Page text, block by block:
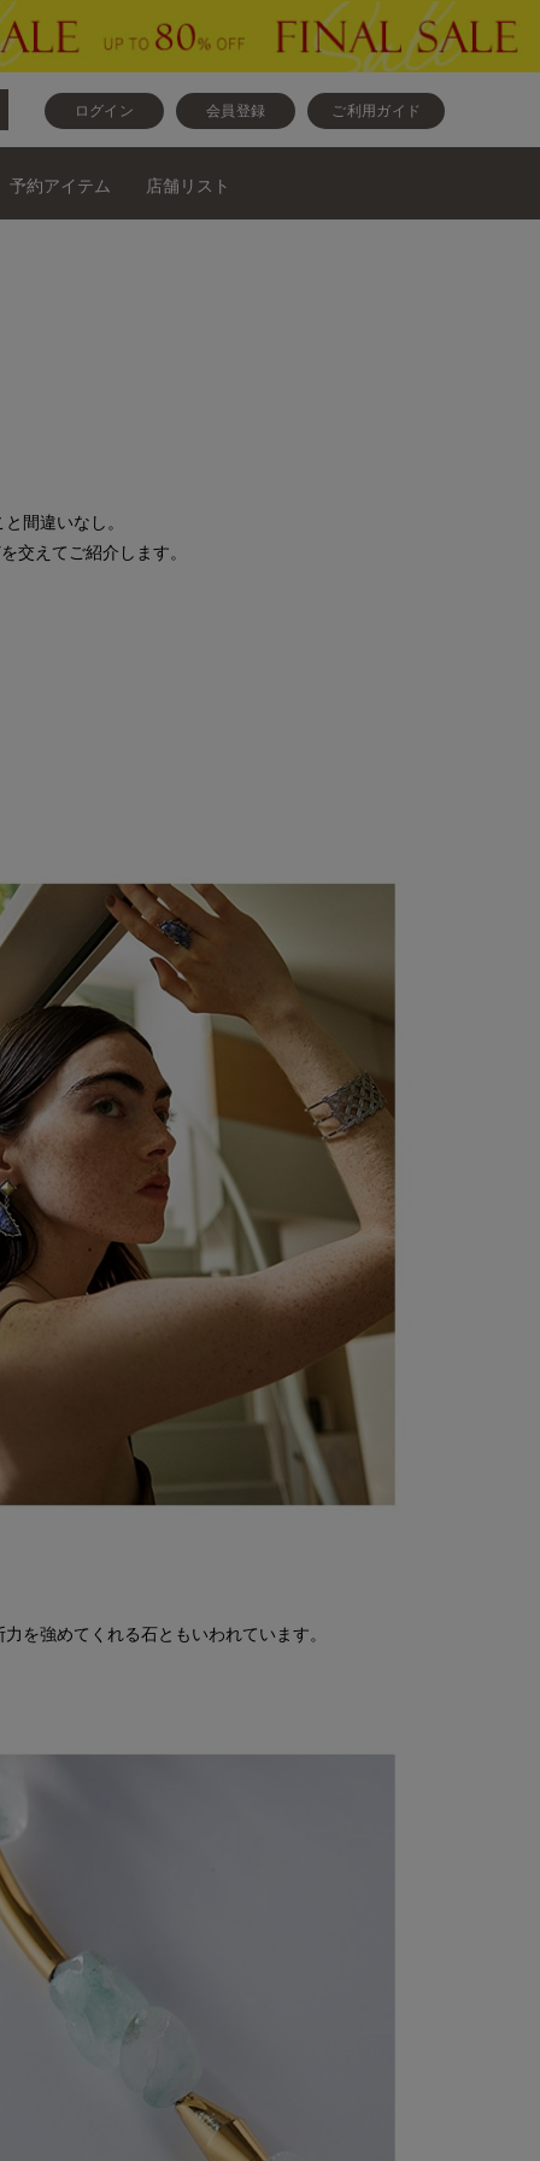
ログイン 会員登録 ご利用ガイド
予約アイテム 店舗リスト
間違いなし。
交えてご紹介します。
を強めてくれる石ともいわれています。